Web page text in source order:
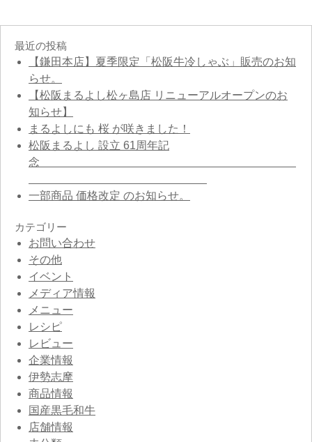
最近の投稿
【鎌田本店】夏季限定「松阪牛冷しゃぶ」販売のお知
らせ。
【松阪まるよし松ヶ島店 リニューアルオープンのお
知らせ】
まるよしにも 桜 が咲きました！
松阪まるよし 設立 61周年記
念
一部商品 価格改定 のお知らせ。
カテゴリー
お問い合わせ
その他
イベント
メディア情報
メニュー
レシピ
レビュー
企業情報
伊勢志摩
商品情報
国産黒毛和牛
店舗情報